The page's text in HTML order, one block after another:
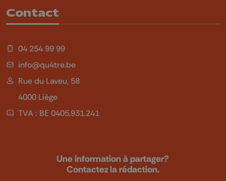
Contact
04 254 99 99
info@qu4tre.be
Rue du Laveu, 58
4000 Liège
TVA : BE 0405.931.241
Une information à partager?
Contactez la rédaction.